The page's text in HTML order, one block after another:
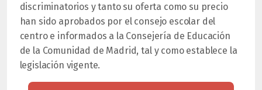
discriminatorios y tanto su oferta como su precio
han sido aprobados por el consejo escolar del
centro e informados a la Consejería de Educación
de la Comunidad de Madrid, tal y como establece la
legislación vigente.